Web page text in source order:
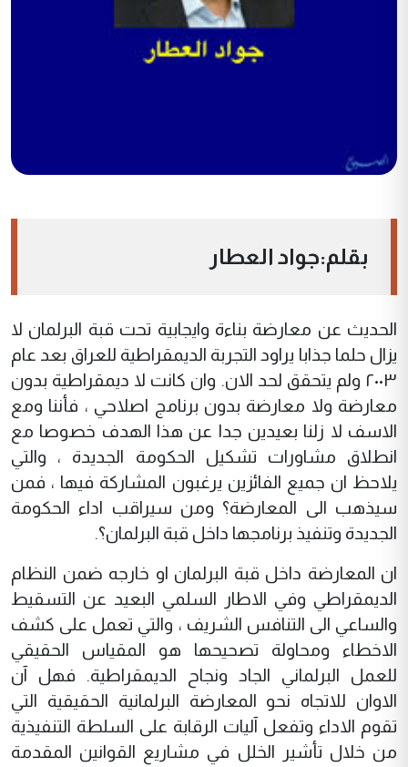
بقلم:جواد العطار
الحديث عن معارضة بناءة وايجابية تحت قبة البرلمان لا
يزال حلما جذابا يراود التجربة الديمقراطية للعراق بعد عام
٢٠٠٣ ولم يتحقق لحد الان. وان كانت لا ديمقراطية بدون
معارضة ولا معارضة بدون برنامج اصلاحي ، فأننا ومع
الاسف لا زلنا بعيدين جدا عن هذا الهدف خصوصا مع
انطلاق مشاورات تشكيل الحكومة الجديدة ، والتي
يلاحظ ان جميع الفائزين يرغبون المشاركة فيها ، فمن
سيذهب الى المعارضة؟ ومن سيراقب اداء الحكومة
الجديدة وتنفيذ برنامجها داخل قبة البرلمان؟.
ان المعارضة داخل قبة البرلمان او خارجه ضمن النظام
الديمقراطي وفي الاطار السلمي البعيد عن التسقيط
والساعي الى التنافس الشريف ، والتي تعمل على كشف
الاخطاء ومحاولة تصحيحها هو المقياس الحقيقي
للعمل البرلماني الجاد ونجاح الديمقراطية. فهل آن
الاوان للاتجاه نحو المعارضة البرلمانية الحقيقية التي
تقوم الاداء وتفعل آليات الرقابة على السلطة التنفيذية
من خلال تأشير الخلل في مشاريع القوانين المقدمة